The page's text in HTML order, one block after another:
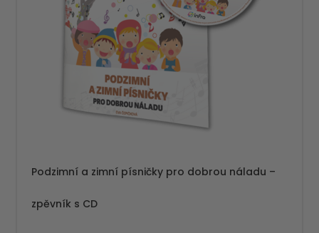
Podzimní a zimní písničky pro dobrou náladu –
zpěvník s CD